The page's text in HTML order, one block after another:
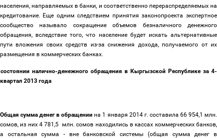
населения, направляемых в банки, и соответственно перераспределяемых на
кредитование. Еще одним следствием принятия законопроекта экспертное
сообщество называло сокращение объемов безналичного денежного
обращения, вследствие того, что население будет искать альтернативные
пути вложения своих средств из-за снижения дохода, получаемого от их
размещения в коммерческих банках.
налично-денежного обращения в Кыргызской Республике за 4-
квартал 2013 года
Общая сумма денег в обращении на 1 января 2014 г. составила 66 954,1 млн.
сомов, из них 4 781,5 млн. сомов находились в кассах коммерческих банков,
а остальная сумма - вне банковской системы (общая сумма денег в